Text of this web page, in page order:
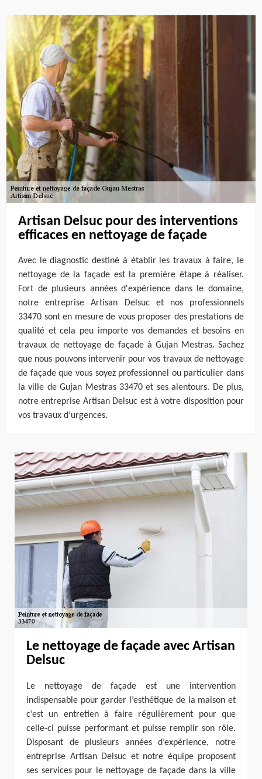
Artisan Delsuc pour des interventions
efficaces en nettoyage de façade
Avec le diagnostic destiné à établir les travaux à faire, le
nettoyage de la façade est la première étape à réaliser.
Fort de plusieurs années d'expérience dans le domaine,
notre entreprise Artisan Delsuc et nos professionnels
33470 sont en mesure de vous proposer des prestations de
qualité et cela peu importe vos demandes et besoins en
travaux de nettoyage de façade à Gujan Mestras. Sachez
que nous pouvons intervenir pour vos travaux de nettoyage
de façade que vous soyez professionnel ou particulier dans
la ville de Gujan Mestras 33470 et ses alentours. De plus,
notre entreprise Artisan Delsuc est à votre disposition pour
vos travaux d’urgences.
Le nettoyage de façade avec Artisan
Delsuc
Le nettoyage de façade est une intervention
indispensable pour garder l’esthétique de la maison et
c’est un entretien à faire régulièrement pour que
celle-ci puisse performant et puisse remplir son rôle.
Disposant de plusieurs années d’expérience, notre
entreprise Artisan Delsuc et notre équipe proposent
ses services pour le nettoyage de façade dans la ville